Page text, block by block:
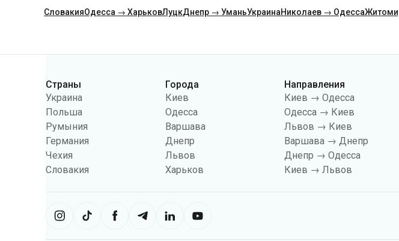
Категории
Германия
Чехия
Словакия
Днепр
Львов
Харьков
Варшава → Днепр
Днепр → Одесса
Киев → Львов
настроек может ограничить функциональность сайта.